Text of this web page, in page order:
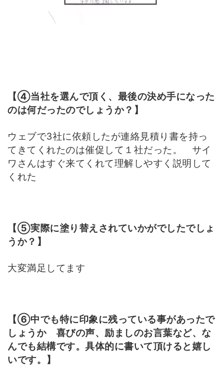
【④当社を選んで頂く、最後の決め手になった
のは何だったのでしょうか？】
ウェブで3社に依頼したが連絡見積り書を持っ
てきてくれたのは催促して１社だった。 サイ
ワさんはすぐ来てくれて理解しやすく説明して
くれた
【⑤実際に塗り替えされていかがでしたでしょ
うか？】
大変満足してます
【⑥中でも特に印象に残っている事があったで
しょうか 喜びの声、励ましのお言葉など、な
んでも結構です。具体的に書いて頂けると嬉し
いです。】